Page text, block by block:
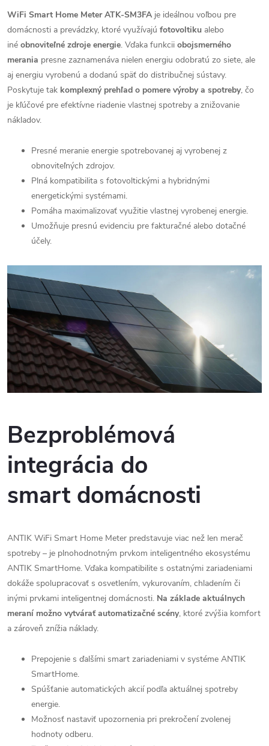
WiFi Smart Home Meter ATK-SM3FA je ideálnou voľbou pre
domácnosti a prevádzky, ktoré využívajú fotovoltiku alebo
iné obnoviteľné zdroje energie. Vďaka funkcii obojsmerného
merania presne zaznamenáva nielen energiu odobratú zo siete, ale
aj energiu vyrobenú a dodanú späť do distribučnej sústavy.
Poskytuje tak komplexný prehľad o pomere výroby a spotreby, čo
je kľúčové pre efektívne riadenie vlastnej spotreby a znižovanie
nákladov.
Presné meranie energie spotrebovanej aj vyrobenej z
obnoviteľných zdrojov.
Plná kompatibilita s fotovoltickými a hybridnými
energetickými systémami.
Pomáha maximalizovať využitie vlastnej vyrobenej energie.
Umožňuje presnú evidenciu pre fakturačné alebo dotačné
účely.
Bezproblémová
integrácia do
smart domácnosti
ANTIK WiFi Smart Home Meter predstavuje viac než len merač
spotreby – je plnohodnotným prvkom inteligentného ekosystému
ANTIK SmartHome. Vďaka kompatibilite s ostatnými zariadeniami
dokáže spolupracovať s osvetlením, vykurovaním, chladením či
inými prvkami inteligentnej domácnosti. Na základe aktuálnych
meraní možno vytvárať automatizačné scény, ktoré zvýšia komfort
a zároveň znížia náklady.
Prepojenie s ďalšími smart zariadeniami v systéme ANTIK
SmartHome.
Spúšťanie automatických akcií podľa aktuálnej spotreby
energie.
Možnosť nastaviť upozornenia pri prekročení zvolenej
hodnoty odberu.